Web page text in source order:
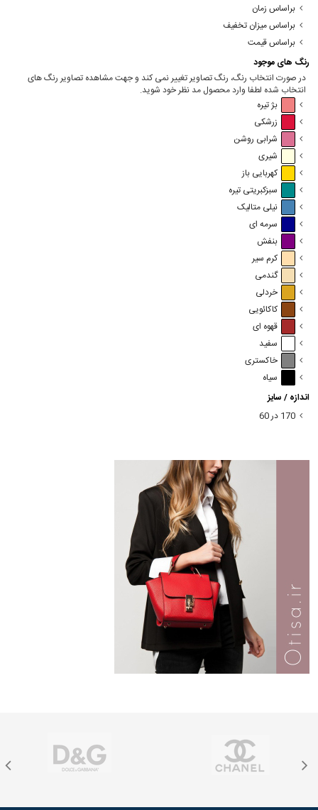
براساس زمان
براساس میزان تخفیف
براساس قیمت
رنگ های موجود
در صورت انتخاب رنگ، رنگ تصاویر تغییر نمی کند و جهت مشاهده تصاویر رنگ های
انتخاب شده لطفا وارد محصول مد نظر خود شوید.
بژ تیره
زرشکی
شرابی روشن
شیری
کهربایی باز
سبزکبریتی تیره
نیلی متالیک
سرمه ای
بنفش
کرم سیر
گندمی
خردلی
کاکائویی
قهوه ای
سفید
خاکستری
سیاه
اندازه / سایز
170 در 60